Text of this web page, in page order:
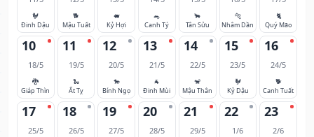
🐓
Đinh Dậu
🐕
Mậu Tuất
🐖
Kỷ Hợi
🐀
Canh Tý
🐂
Tân Sửu
🐅
Nhâm Dần
🐈
Quý Mão
10
18/5
🐉
Giáp Thìn
11
19/5
🐍
Ất Tỵ
12
20/5
🐎
Bính Ngọ
13
21/5
🐐
Đinh Mùi
14
22/5
🐒
Mậu Thân
15
23/5
🐓
Kỷ Dậu
16
24/5
🐕
Canh Tuất
17
25/5
18
26/5
19
27/5
20
28/5
21
29/5
22
1/6
23
2/6